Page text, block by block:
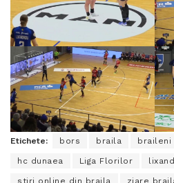
Etichete: bors braila braileni
hc dunaea Liga Florilor
stiri online din braila ziare